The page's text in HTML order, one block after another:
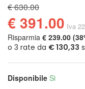
€ 630.00
€ 391.00 Iva
Risparmia € 239.00
Disponibile Si